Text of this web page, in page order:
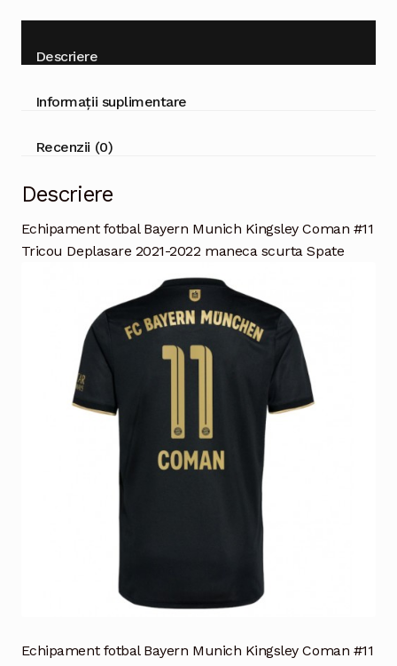
Descriere
Informații suplimentare
Recenzii (0)
Descriere
Echipament fotbal Bayern Munich Kingsley Coman #11
Tricou Deplasare 2021-2022 maneca scurta Spate
Echipament fotbal Bayern Munich Kingsley Coman #11